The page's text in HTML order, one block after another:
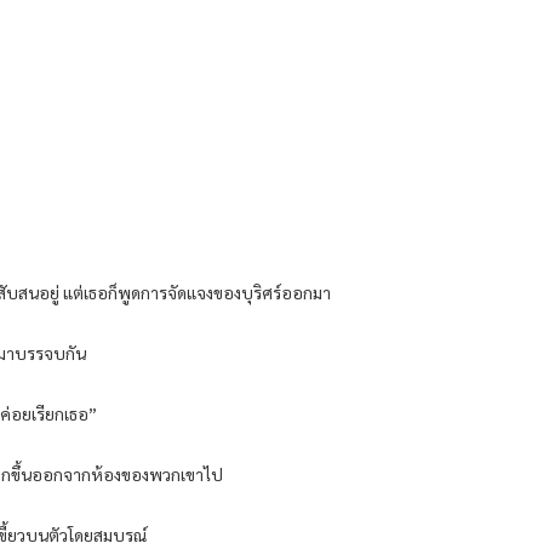
สนอยู่ แต่เธอก็พูดการจัดแจงของบุริศร์ออกมา
าบรรจบกัน
ยเรียกเธอ”
ขึ้นออกจากห้องของพวกเขาไป
ยวบนตัวโดยสมบูรณ์